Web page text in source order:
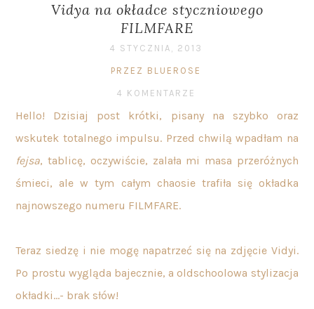
Vidya na okładce styczniowego
FILMFARE
4 STYCZNIA, 2013
PRZEZ BLUEROSE
4 KOMENTARZE
Hello! Dzisiaj post krótki, pisany na szybko oraz
wskutek totalnego impulsu. Przed chwilą wpadłam na
fejsa, tablicę, oczywiście, zalała mi masa przeróżnych
śmieci, ale w tym całym chaosie trafiła się okładka
najnowszego numeru FILMFARE.
Teraz siedzę i nie mogę napatrzeć się na zdjęcie Vidyi.
Po prostu wygląda bajecznie, a oldschoolowa stylizacja
okładki…- brak słów!